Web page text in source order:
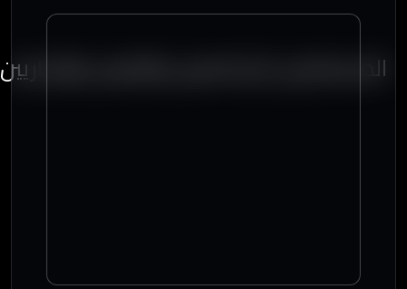
المستشارين الإعلاميين والفنيين والإداريين